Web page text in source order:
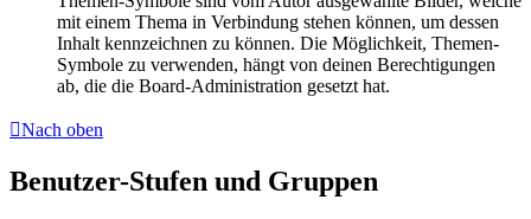
mit einem Thema in Verbindung stehen können, um dessen
Inhalt kennzeichnen zu können. Die Möglichkeit, Themen-
Symbole zu verwenden, hängt von deinen Berechtigungen
ab, die die Board-Administration gesetzt hat.
Nach oben
Benutzer-Stufen und Gruppen